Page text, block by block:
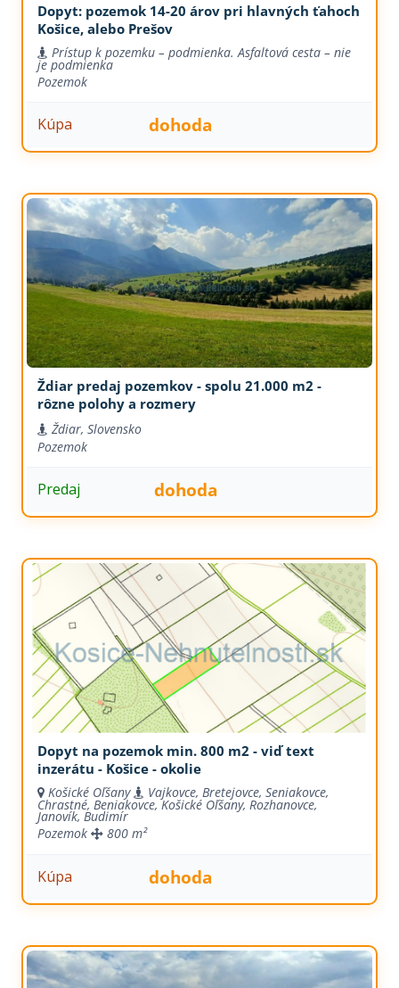
Dopyt: pozemok 14-20 árov pri hlavných ťahoch
Košice, alebo Prešov
Prístup k pozemku – podmienka. Asfaltová cesta – nie
je podmienka
Pozemok
Kúpa dohoda
Ždiar predaj pozemkov - spolu 21.000 m2 -
rôzne polohy a rozmery
Ždiar, Slovensko
Pozemok
Predaj dohoda
Dopyt na pozemok min. 800 m2 - viď text
inzerátu - Košice - okolie
Košické Oľšany Vajkovce, Bretejovce, Seniakovce,
Chrastné, Beniakovce, Košické Oľšany, Rozhanovce,
Janovík, Budimír
Pozemok
800 m²
Kúpa dohoda